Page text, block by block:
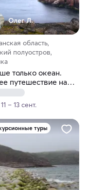
Олег Л.
область,
полуостров,
только океан.
путешествие на
11 – 13 сент.
туры